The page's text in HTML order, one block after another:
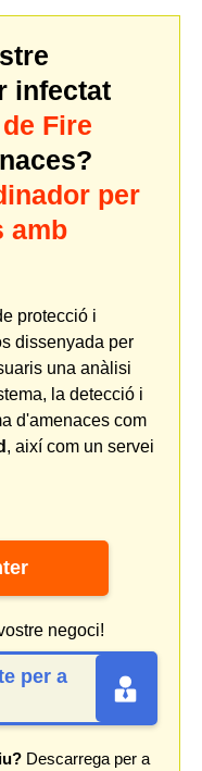
infectat
Fire
per
amb
protecció i
dissenyada per
una anàlisi
la detecció i
d'amenaces com
, així com un servei
negoci!
per a
Descarrega per a